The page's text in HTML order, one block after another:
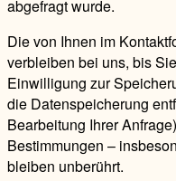
abgefragt wurde.
Die von Ihnen im
verbleiben bei uns, bis
Einwilligung zur
die Datenspeicherung
Bearbeitung Ihrer
Bestimmungen –
bleiben unberührt.